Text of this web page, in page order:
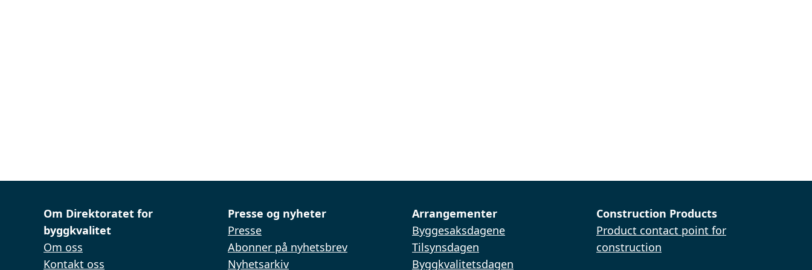
Om Direktoratet for
byggkvalitet
Om oss
Kontakt oss
Presse og nyheter
Presse
Abonner på nyhetsbrev
Nyhetsarkiv
Arrangementer
Byggesaksdagene
Tilsynsdagen
Byggkvalitetsdagen
Construction Products
Product contact point for
construction